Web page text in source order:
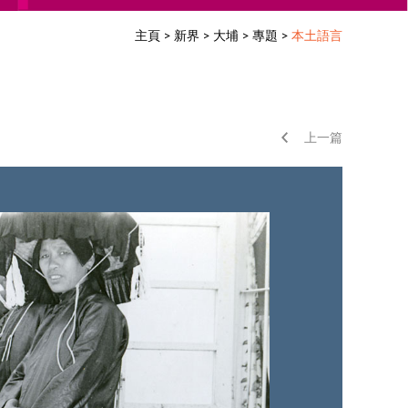
主頁 > 新界 > 大埔 > 專題 > 本土語言
上一篇